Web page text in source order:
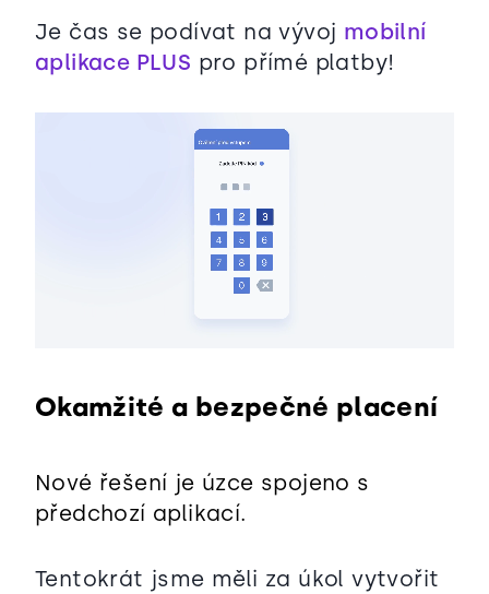
Je čas se podívat na vývoj mobilní
aplikace PLUS pro přímé platby!
Okamžité a bezpečné placení
Nové řešení je úzce spojeno s
předchozí aplikací.
Tentokrát jsme měli za úkol vytvořit